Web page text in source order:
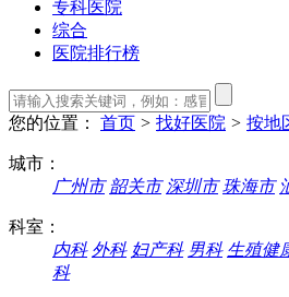
专科医院
综合
医院排行榜
您的位置： 首页 > 找好医院 > 按地
城市：
广州市 韶关市 深圳市 珠海市
科室：
内科 外科 妇产科 男科 生殖健
科